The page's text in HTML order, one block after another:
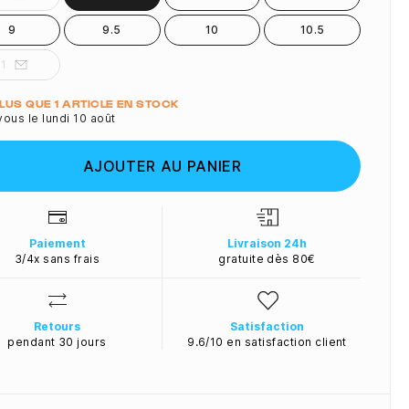
9 9.5 10 10.5
QUE 1 ARTICLE EN STOCK
le lundi 10 août
AJOUTER AU PANIER
Paiement
3/4x sans frais
Livraison 24h
gratuite dès 80€
Retours
pendant 30 jours
Satisfaction
9.6/10 en satisfaction client